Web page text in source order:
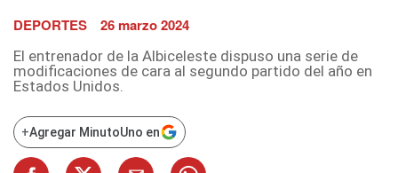
DEPORTES 26 marzo 2024
El entrenador de la Albiceleste dispuso una serie de
modificaciones de cara al segundo partido del año en
Estados Unidos.
+Agregar MinutoUno en